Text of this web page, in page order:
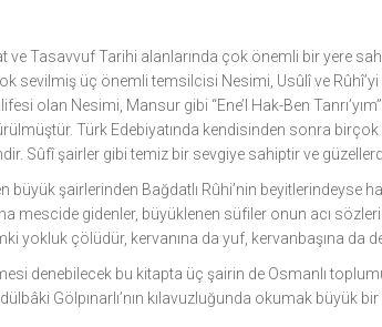
ve Tasavvuf Tarihi alanlarında çok önemli bir yere
sevilmiş üç önemli temsilcisi Nesimi, Usûlî ve
olan Nesimi, Mansur gibi “Ene’l Hak-Ben
Türk Edebiyatında kendisinden sonra
Sûfî şairler gibi temiz bir sevgiye sahiptir ve
büyük şairlerinden Bağdatlı Rûhi’nin beyitlerindeyse
mescide gidenler, büyüklenen süfiler onun acı
yokluk çölüdür, kervanına da yuf, kervanbaşına da
denebilecek bu kitapta üç şairin de Osmanlı
Gölpınarlı’nın kılavuzluğunda okumak büyük